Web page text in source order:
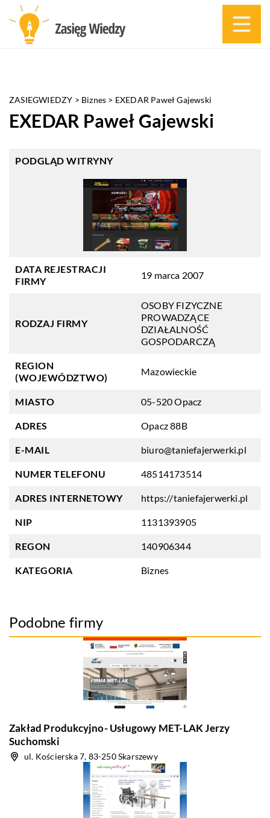
ZASIEGWIEDZY > Biznes > EXEDAR Paweł Gajewski
EXEDAR Paweł Gajewski
PODGLĄD WITRYNY
DATA REJESTRACJI
FIRMY
19 marca 2007
RODZAJ FIRMY
OSOBY FIZYCZNE
PROWADZĄCE
DZIAŁALNOŚĆ
GOSPODARCZĄ
REGION
(WOJEWÓDZTWO)
Mazowieckie
MIASTO 05-520 Opacz
ADRES Opacz 88B
E-MAIL biuro@taniefajerwerki.pl
NUMER TELEFONU 48514173514
ADRES INTERNETOWY https://taniefajerwerki.pl
NIP 1131393905
REGON 140906344
KATEGORIA Biznes
Podobne firmy
Zakład Produkcyjno- Usługowy MET-LAK Jerzy
Suchomski
ul. Kościerska 7, 83-250 Skarszewy